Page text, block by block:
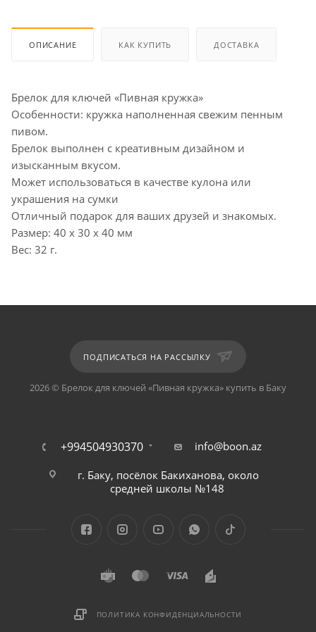
ОПИСАНИЕ КАК КУПИТЬ ДОСТАВКА
Брелок для ключей «Пивная кружка»
Особенности: кружка наполненная свежим пенным
пивом.
Брелок выполнен с креативным дизайном и
изысканным вкусом.
Может использоваться в качестве кулона или
украшения на сумки
Отличный подарок для ваших друзей и знакомых.
Размер: 40 х 30 х 40 мм
Вес: 32 г.
ПОДПИСАТЬСЯ НА РАССЫЛКУ
2026 © Брелок для ключей «Пивная кружка» купить в Баку
+994504930370 info@boon.az
г. Баку, посёлок Бакиханова, около
средней школы №148
ПОЛИТИКА КОНФИДЕНЦИАЛЬНОСТИ